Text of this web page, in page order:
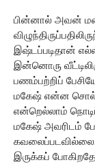
பின்னால் அவன்
இஷ்டப்படிதான்
இன்னொரு
பணம்பற்றிப்
மகேஷ் என்ன
என்றெல்லாம்
மகேஷ் அவரிடம்
கவலைப்படவில்லை.
இருக்கப்